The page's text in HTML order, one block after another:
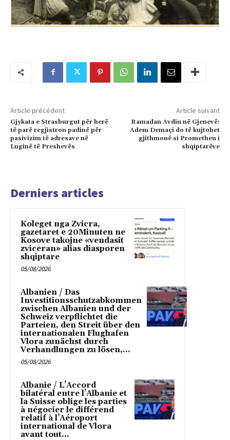
Article précédent
Gjykata e Strasburgut për herë
të parë regjistron padinë për
pasivizim të adresave në
Luginë të Preshevës
Article suivant
Ramadan Avdiu në Gjenevë:
Adem Demaçi do të kujtohet
gjithmonë si Prometheu i
shqiptarëve
Derniers articles
Koleget nga Zvicra,
gazetaret e 20Minuten ne
Kosove takojne «vendasit
zviceran» alias diasporen
shqiptare
05/08/2026
Albanien / Das
Investitionsschutzabkommen
zwischen Albanien und der
Schweiz verpflichtet die
Parteien, den Streit über den
internationalen Flughafen
Vlora zunächst durch
Verhandlungen zu lösen,...
05/08/2026
Albanie / L’Accord
bilatéral entre l’Albanie et
la Suisse oblige les parties
à négocier le différend
relatif à l’Aéroport
international de Vlora
avant tout...